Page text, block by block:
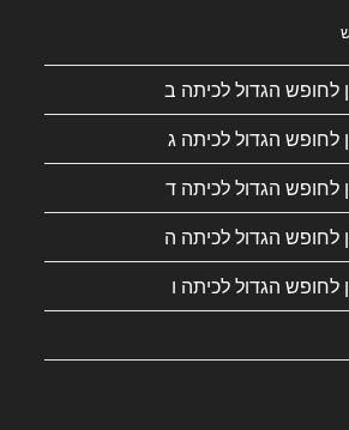
לחופש הגדול לכיתה ב
לחופש הגדול לכיתה ג
לחופש הגדול לכיתה ד
לחופש הגדול לכיתה ה
הגדול לכיתה ו